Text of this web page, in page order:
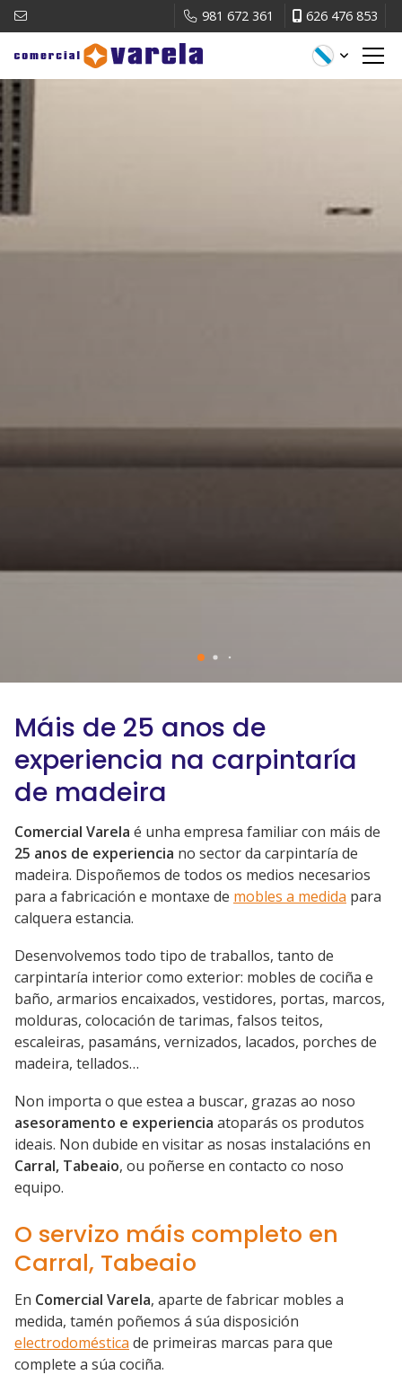
981 672 361 626 476 853
Máis de 25 anos de
experiencia na carpintaría
de madeira
Comercial Varela é unha empresa familiar con máis de
25 anos de experiencia no sector da carpintaría de
madeira. Dispoñemos de todos os medios necesarios
para a fabricación e montaxe de mobles a medida para
calquera estancia.
Desenvolvemos todo tipo de traballos, tanto de
carpintaría interior como exterior: mobles de cociña e
baño, armarios encaixados, vestidores, portas, marcos,
molduras, colocación de tarimas, falsos teitos,
escaleiras, pasamáns, vernizados, lacados, porches de
madeira, tellados…
Non importa o que estea a buscar, grazas ao noso
asesoramento e experiencia atoparás os produtos
ideais. Non dubide en visitar as nosas instalacións en
Carral, Tabeaio, ou poñerse en contacto co noso
equipo.
O servizo máis completo en
Carral, Tabeaio
En Comercial Varela, aparte de fabricar mobles a
medida, tamén poñemos á súa disposición
electrodoméstica de primeiras marcas para que
complete a súa cociña.